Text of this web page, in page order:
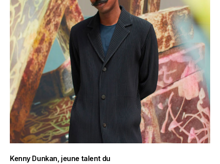
Kenny Dunkan, jeune talent du